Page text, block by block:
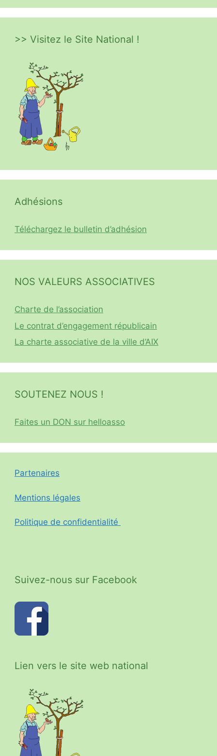
>> Visitez le Site National !
Adhésions
Téléchargez le bulletin d’adhésion
NOS VALEURS ASSOCIATIVES
Charte de l’association
Le contrat d’engagement républicain
La charte associative de la ville d’AIX
SOUTENEZ NOUS !
Faites un DON sur helloasso
Partenaires
Mentions légales
Politique de confidentialité
Suivez-nous sur Facebook
Lien vers le site web national